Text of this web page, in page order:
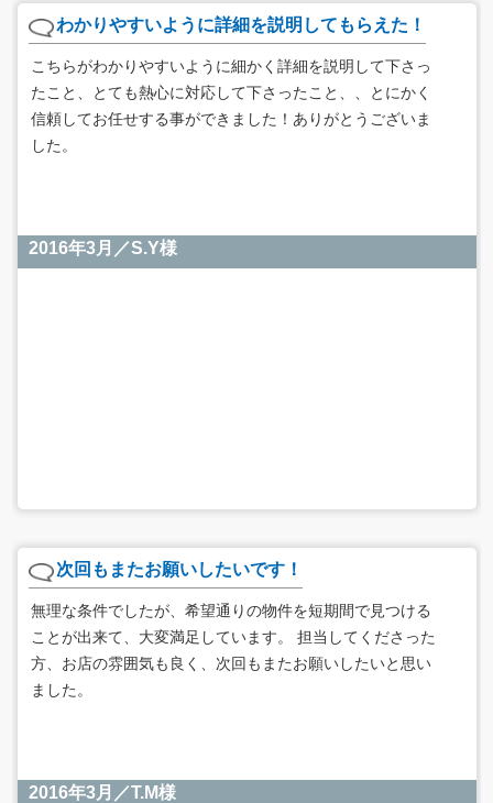
2016年3月／S.Y様
わかりやすいように詳細を説明してもらえた！
こちらがわかりやすいように細かく詳細を説明して下さっ
たこと、とても熱心に対応して下さったこと、、とにかく
信頼してお任せする事ができました！ありがとうございま
した。
2016年3月／T.M様
次回もまたお願いしたいです！
無理な条件でしたが、希望通りの物件を短期間で見つける
ことが出来て、大変満足しています。 担当してくださった
方、お店の雰囲気も良く、次回もまたお願いしたいと思い
ました。